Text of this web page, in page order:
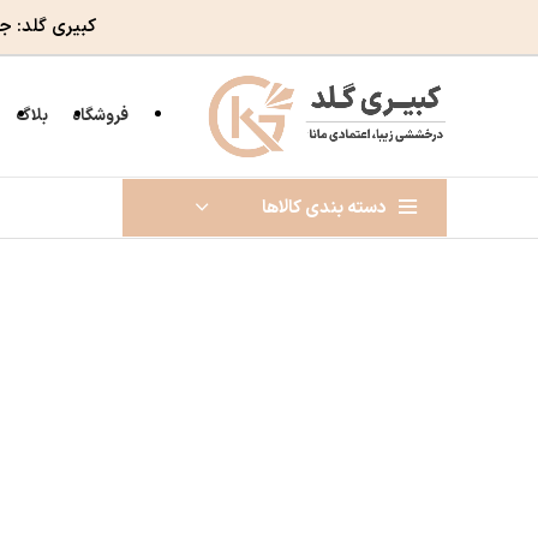
کبیری گلد:
فروشگاه بلاگ
دسته بندی کالاها